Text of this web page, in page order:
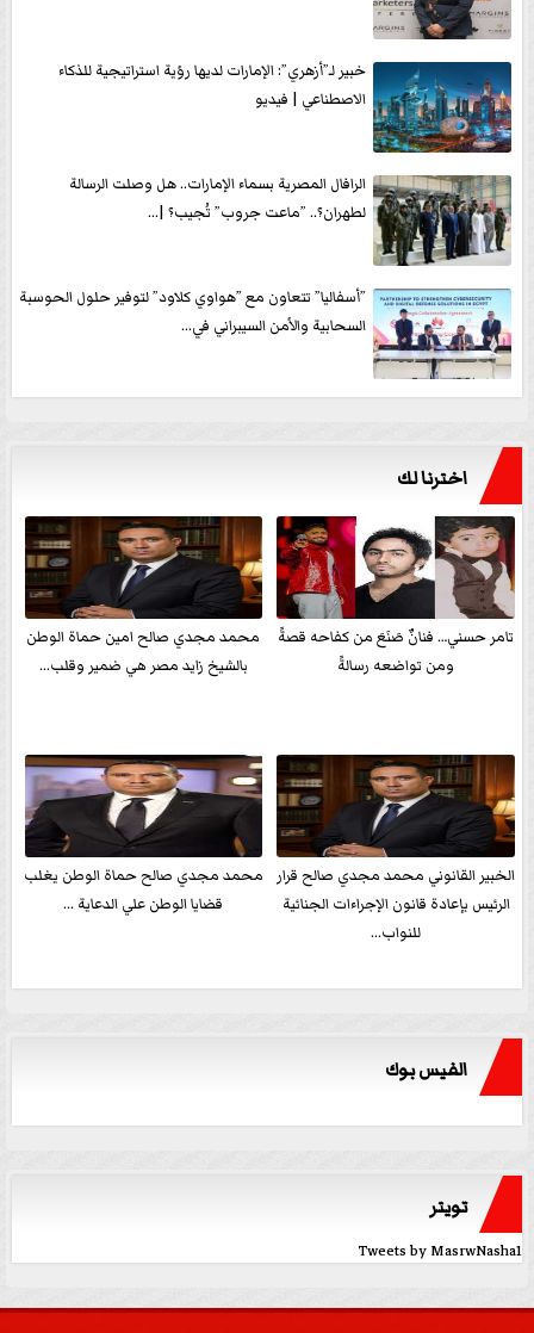
خبير لـ”أزهري”: الإمارات لديها رؤية استراتيجية للذكاء
الاصطناعي | فيديو
الرافال المصرية بسماء الإمارات.. هل وصلت الرسالة
لطهران؟.. ”ماعت جروب” تُجيب؟ |...
”أسفاليا” تتعاون مع ”هواوي كلاود” لتوفير حلول الحوسبة
السحابية والأمن السيبراني في...
اخترنا لك
تامر حسني… فنانٌ صَنَعَ من كفاحه قصةً
ومن تواضعه رسالةً
محمد مجدي صالح امين حماة الوطن
بالشيخ زايد مصر هي ضمير وقلب...
الخبير القانوني محمد مجدي صالح قرار
الرئيس بإعادة قانون الإجراءات الجنائية
للنواب...
محمد مجدي صالح حماة الوطن يغلب
قضايا الوطن علي الدعاية ...
الفيس بوك
تويتر
Tweets by MasrwNasha1